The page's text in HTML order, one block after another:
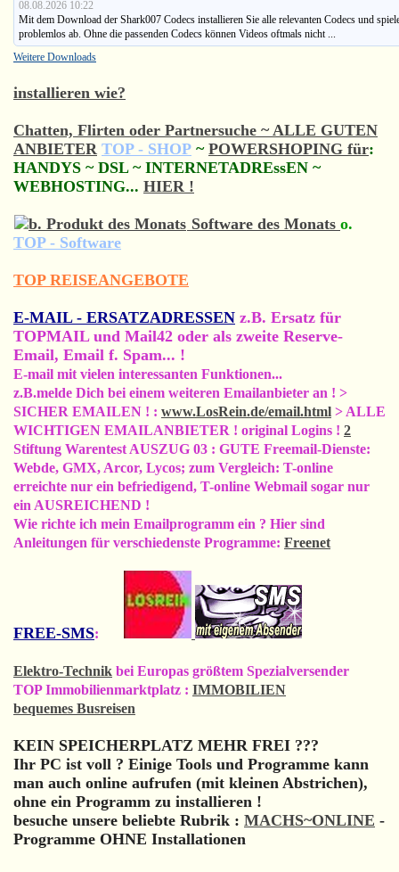
08.08.2026 10:22
Mit dem Download der Shark007 Codecs installieren Sie alle relevanten Codecs und
problemlos ab. Ohne die passenden Codecs können Videos oftmals nicht ...
Weitere Downloads
installieren wie?
Chatten, Flirten oder Partnersuche ~ ALLE GUTEN
ANBIETER TOP - SHOP ~ POWERSHOPING für:
HANDYS ~ DSL ~ INTERNETADREssEN ~
WEBHOSTING... HIER !
Software des Monats o.
TOP - Software
TOP REISEANGEBOTE
E-MAIL - ERSATZADRESSEN z.B. Ersatz für
TOPMAIL und Mail42 oder als zweite Reserve-
Email, Email f. Spam... !
E-mail mit vielen interessanten Funktionen...
z.B.melde Dich bei einem weiteren Emailanbieter an ! >
SICHER EMAILEN ! : www.LosRein.de/email.html > ALLE
WICHTIGEN EMAILANBIETER ! original Logins ! 2
Stiftung Warentest AUSZUG 03 : GUTE Freemail-Dienste:
Webde, GMX, Arcor, Lycos; zum Vergleich: T-online
erreichte nur ein befriedigend, T-online Webmail sogar nur
ein AUSREICHEND !
Wie richte ich mein Emailprogramm ein ? Hier sind
Anleitungen für verschiedenste Programme: Freenet
FREE-SMS:
Elektro-Technik bei Europas größtem Spezialversender
TOP Immobilienmarktplatz : IMMOBILIEN
bequemes Busreisen
KEIN SPEICHERPLATZ MEHR FREI ???
Ihr PC ist voll ? Einige Tools und Programme kann
man auch online aufrufen (mit kleinen Abstrichen),
ohne ein Programm zu installieren !
besuche unsere beliebte Rubrik : MACHS~ONLINE -
Programme OHNE Installationen